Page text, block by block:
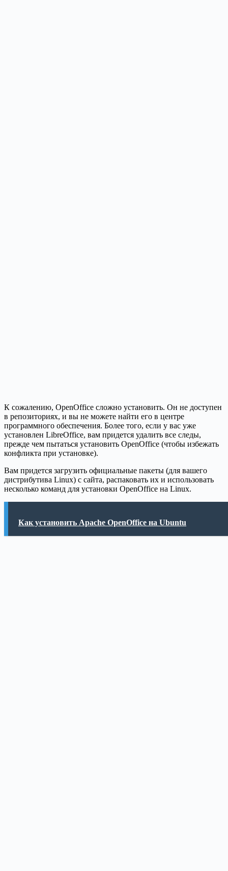
К сожалению, OpenOffice сложно установить. Он не доступен
в репозиториях, и вы не можете найти его в центре
программного обеспечения. Более того, если у вас уже
установлен LibreOffice, вам придется удалить все следы,
прежде чем пытаться установить OpenOffice (чтобы избежать
конфликта при установке).
Вам придется загрузить официальные пакеты (для вашего
дистрибутива Linux) с сайта, распаковать их и использовать
несколько команд для установки OpenOffice на Linux.
Как установить Apache OpenOffice на Ubuntu